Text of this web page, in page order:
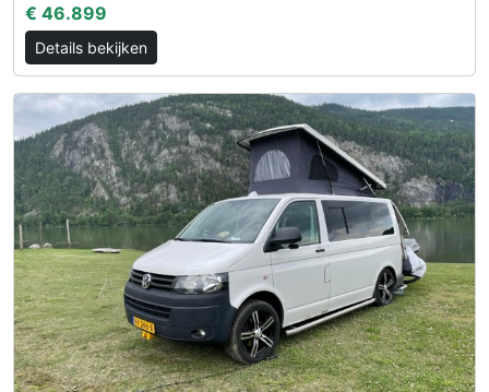
€ 46.899
Details bekijken